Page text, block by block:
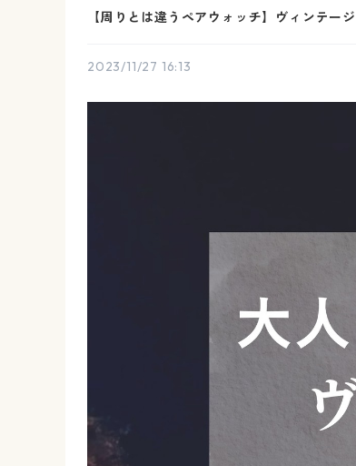
【周りとは違うペアウォッチ】ヴィンテー
2023/11/27 16:13